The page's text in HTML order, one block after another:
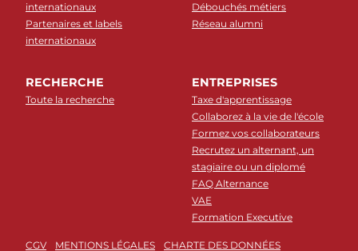
internationaux
Partenaires et labels
internationaux
Débouchés métiers
Réseau alumni
RECHERCHE
Toute la recherche
ENTREPRISES
Taxe d'apprentissage
Collaborez à la vie de l'école
Formez vos collaborateurs
Recrutez un alternant, un
stagiaire ou un diplomé
FAQ Alternance
VAE
Formation Executive
CGV MENTIONS LÉGALES CHARTE DES DONNÉES